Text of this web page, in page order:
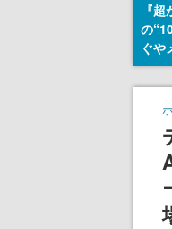
『
の
ぐや
定。
ーベ
ク
タ
ま